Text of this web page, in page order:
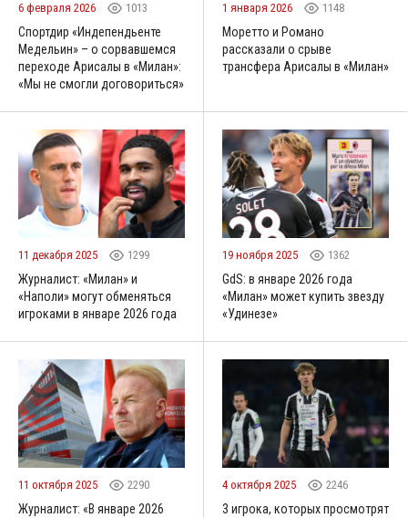
6 февраля 2026 1013
Спортдир «Индепендьенте
Медельин» – о сорвавшемся
переходе Арисалы в «Милан»:
«Мы не смогли договориться»
1 января 2026 1148
Моретто и Романо
рассказали о срыве
трансфера Арисалы в «Милан»
11 декабря 2025 1299
Журналист: «Милан» и
«Наполи» могут обменяться
игроками в январе 2026 года
19 ноября 2025 1362
GdS: в январе 2026 года
«Милан» может купить звезду
«Удинезе»
11 октября 2025 2290
Журналист: «В январе 2026
4 октября 2025 2246
3 игрока, которых просмотрят